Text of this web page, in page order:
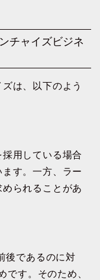
チャイズビジネ
は、以下のよう
用している場合
す。一方、ラー
られることがあ
後であるのに対
です。そのため、